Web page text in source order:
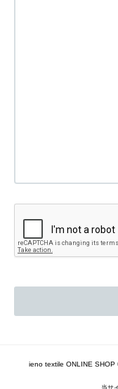
ieno textile ONLINE SHOP
当サ